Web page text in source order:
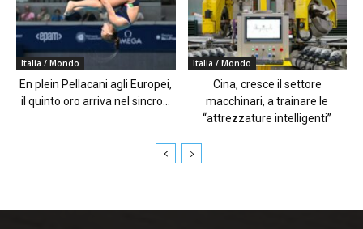
Italia / Mondo
En plein Pellacani agli Europei,
il quinto oro arriva nel sincro...
Italia / Mondo
Cina, cresce il settore
macchinari, a trainare le
“attrezzature intelligenti”